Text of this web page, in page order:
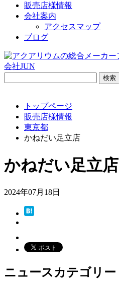
販売店様情報
会社案内
アクセスマップ
ブログ
トップページ
販売店様情報
東京都
かねだい足立店
かねだい足立店
2024年07月18日
ニュースカテゴリー